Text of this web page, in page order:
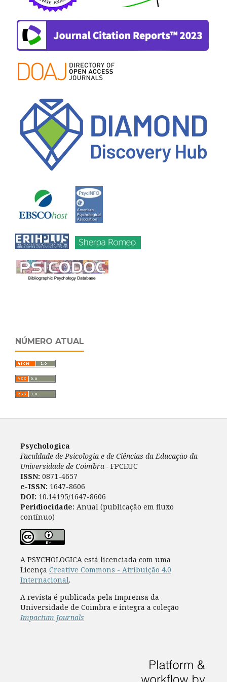
NÚMERO ATUAL
Psychologica
Faculdade de Psicologia e de Ciências da Educação da
Universidade de Coimbra - FPCEUC
ISSN: 0871-4657
e-ISSN: 1647-8606
DOI: 10.14195/1647-8606
Peridiocidade: Anual (publicação em fluxo
contínuo)
A PSYCHOLOGICA está licenciada com uma
Licença Creative Commons - Atribuição 4.0
Internacional.
A revista é publicada pela Imprensa da
Universidade de Coimbra e integra a coleção
Impactum Journals